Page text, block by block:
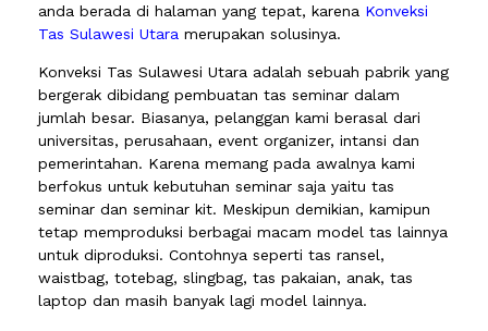
anda berada di halaman yang tepat, karena Konveksi
Tas Sulawesi Utara merupakan solusinya.
Konveksi Tas Sulawesi Utara adalah sebuah pabrik yang
bergerak dibidang pembuatan tas seminar dalam
jumlah besar. Biasanya, pelanggan kami berasal dari
universitas, perusahaan, event organizer, intansi dan
pemerintahan. Karena memang pada awalnya kami
berfokus untuk kebutuhan seminar saja yaitu tas
seminar dan seminar kit. Meskipun demikian, kamipun
tetap memproduksi berbagai macam model tas lainnya
untuk diproduksi. Contohnya seperti tas ransel,
waistbag, totebag, slingbag, tas pakaian, anak, tas
laptop dan masih banyak lagi model lainnya.